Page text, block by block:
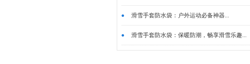
滑雪手套防水袋：户外运动必备神器...
滑雪手套防水袋：保暖防潮，畅享滑雪乐趣...